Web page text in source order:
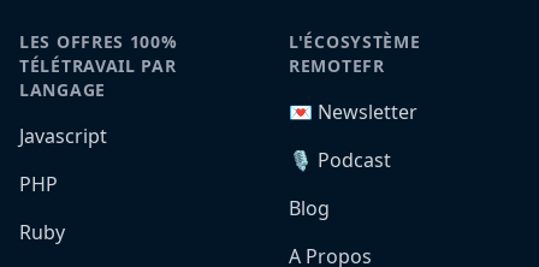
LES OFFRES 100%
TÉLÉTRAVAIL PAR
LANGAGE
Javascript
PHP
Ruby
L'ÉCOSYSTÈME
REMOTEFR
💌 Newsletter
🎙️ Podcast
Blog
A Propos